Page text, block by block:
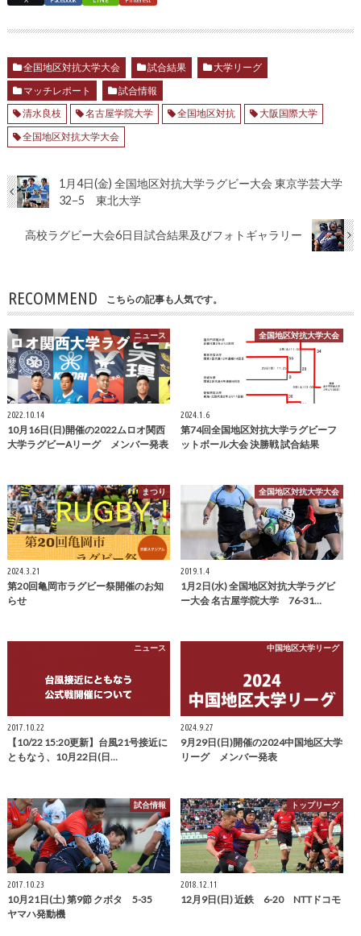
全国地区対抗大学大会 試合結果
大学リーグ
マッチレポート
試合情報
清水良枝
名古屋学院大学 全国地区対抗
大阪国際大学
全国地区対抗大学大会
1月4日(金) 全国地区対抗大学ラグビー大会 東京学芸大学
32−5 東北大学
高校ラグビー大会6日目試合結果及びフォトギャラリー
RECOMMEND こちらの記事も人気です。
ニュース
2022.10.14
10月16日(日)開催の2022ムロオ関西
大学ラグビーAリーグ メンバー発表
全国地区対抗大学大会
2024.1.6
第74回全国地区対抗大学ラグビーフ
ットボール大会 決勝戦 試合結果
まつり
2024.3.21
第20回亀岡市ラグビー祭開催のお知
らせ
全国地区対抗大学大会
2019.1.4
1月2日(水) 全国地区対抗大学ラグビ
ー大会 名古屋学院大学 76-31…
ニュース
2017.10.22
【10/22 15:20更新】台風21号接近に
ともなう、10月22日(日…
中国地区大学リーグ
2024.9.27
9月29日(日)開催の2024中国地区大学
リーグ メンバー発表
試合情報
2017.10.23
10月21日(土) 第9節 クボタ 5-35
ヤマハ発動機
トップリーグ
2018.12.11
12月9日(日) 近鉄 6-20 NTTドコモ